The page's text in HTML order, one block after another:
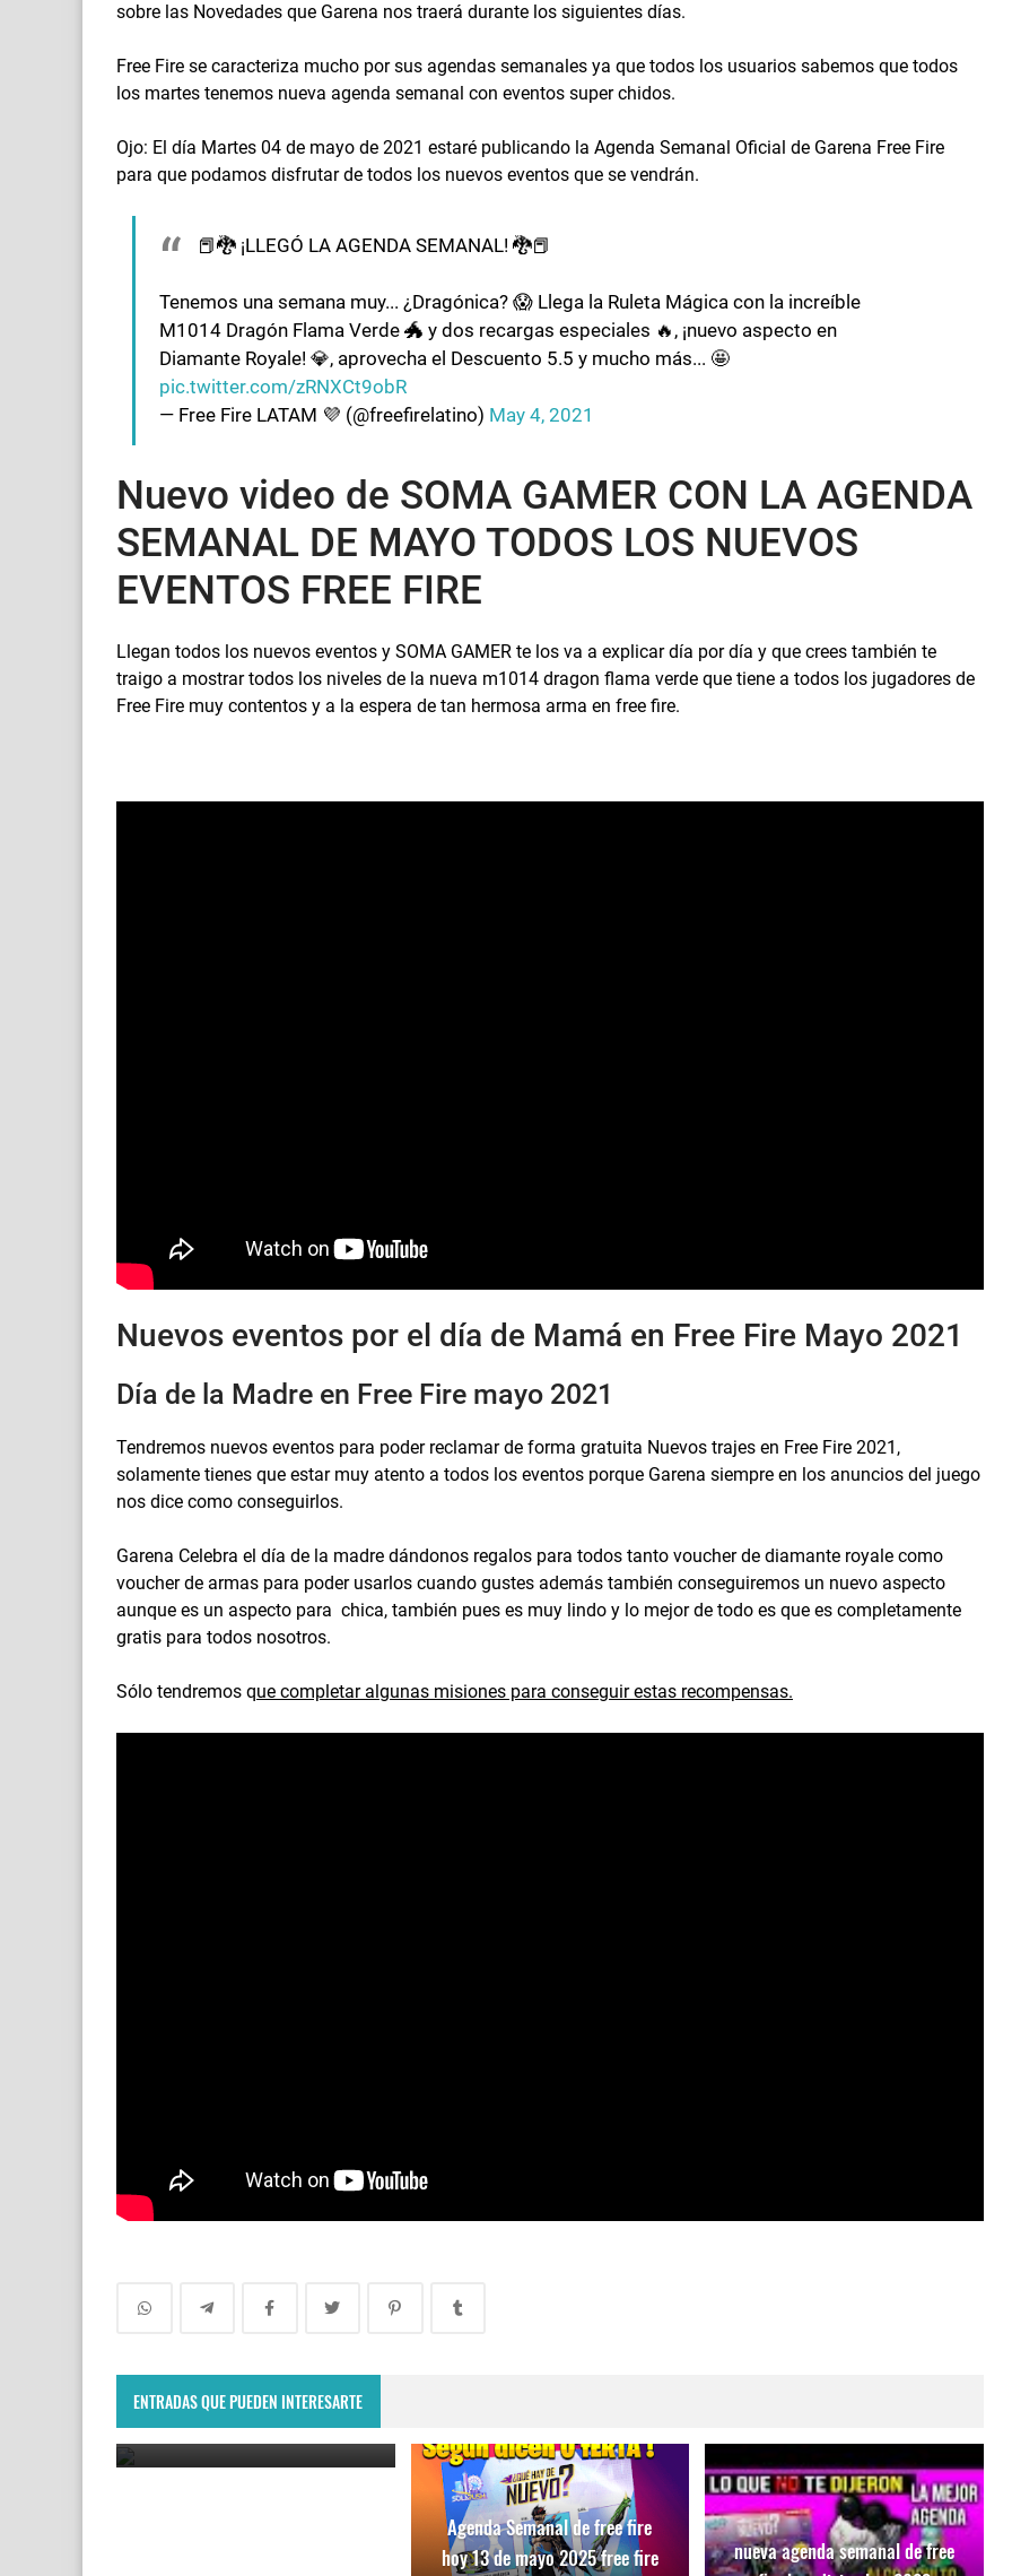
sobre las Novedades que Garena nos traerá durante los siguientes días.
Free Fire se caracteriza mucho por sus agendas semanales ya que todos los usuarios sabemos que todos
los martes tenemos nueva agenda semanal con eventos super chidos.
Ojo: El día Martes 04 de mayo de 2021 estaré publicando la Agenda Semanal Oficial de Garena Free Fire
para que podamos disfrutar de todos los nuevos eventos que se vendrán.
📕🐉 ¡LLEGÓ LA AGENDA SEMANAL! 🐉📕
Tenemos una semana muy... ¿Dragónica? 😱 Llega la Ruleta Mágica con la increíble
M1014 Dragón Flama Verde 🐲 y dos recargas especiales 🔥, ¡nuevo aspecto en
Diamante Royale! 💎, aprovecha el Descuento 5.5 y mucho más... 🤩
pic.twitter.com/zRNXCt9obR
— Free Fire LATAM 💜 (@freefirelatino) May 4, 2021
Nuevo video de SOMA GAMER CON LA AGENDA
SEMANAL DE MAYO TODOS LOS NUEVOS
EVENTOS FREE FIRE
Llegan todos los nuevos eventos y SOMA GAMER te los va a explicar día por día y que crees también te
traigo a mostrar todos los niveles de la nueva m1014 dragon flama verde que tiene a todos los jugadores de
Free Fire muy contentos y a la espera de tan hermosa arma en free fire.
Nuevos eventos por el día de Mamá en Free Fire Mayo 2021
Día de la Madre en Free Fire mayo 2021
Tendremos nuevos eventos para poder reclamar de forma gratuita Nuevos trajes en Free Fire 2021,
solamente tienes que estar muy atento a todos los eventos porque Garena siempre en los anuncios del juego
nos dice como conseguirlos.
Garena Celebra el día de la madre dándonos regalos para todos tanto voucher de diamante royale como
voucher de armas para poder usarlos cuando gustes además también conseguiremos un nuevo aspecto
aunque es un aspecto para chica, también pues es muy lindo y lo mejor de todo es que es completamente
gratis para todos nosotros.
Sólo tendremos que completar algunas misiones para conseguir estas recompensas.
ENTRADAS QUE PUEDEN INTERESARTE
colaboracion 2025
July 30, 2025
Agenda Semanal de free fire
hoy 13 de mayo 2025 free fire
nueva agenda semanal de free